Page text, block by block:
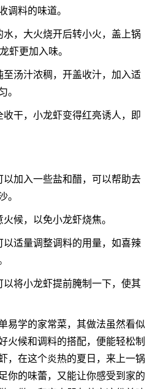
调料的味道。
，大火烧开后转小火，盖上锅
虾更加入味。
汤汁浓稠，开盖收汁，加入适
。
干，小龙虾变得红亮诱人，即
以加入一些盐和醋，可以帮助去
。
候，以免小龙虾烧焦。
适量调整调料的用量，如喜辣
将小龙虾提前腌制一下，使其
易学的家常菜，其做法虽然看似
火候和调料的搭配，便能轻松制
，在这个炎热的夏日，来上一锅
你的味蕾，又能让你感受到家的